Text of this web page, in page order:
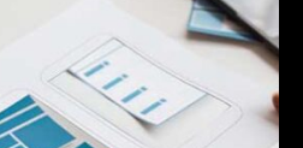
уже
страниц.
контент,
основные
к работе.